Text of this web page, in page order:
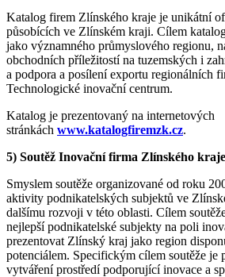
Katalog firem Zlínského kraje je unikátní
působících ve Zlínském kraji. Cílem
jako významného průmyslového regionu,
obchodních příležitostí na tuzemských i
a podpora a posílení exportu regionálních
Technologické inovační centrum.
Katalog je prezentovaný na internetových
stránkách www.katalogfiremzk.cz.
5) Soutěž Inovační firma Zlínského kraje
Smyslem soutěže organizované od roku
aktivity podnikatelských subjektů ve
dalšímu rozvoji v této oblasti. Cílem
nejlepší podnikatelské subjekty na poli
prezentovat Zlínský kraj jako region
potenciálem. Specifickým cílem soutěže je
vytváření prostředí podporující inovace a